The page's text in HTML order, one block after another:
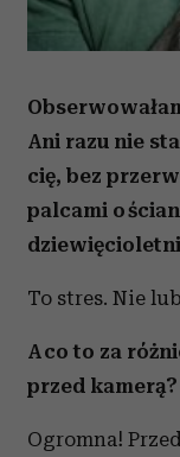
Ani razu nie
cię, bez
palcami o
To stres. Nie
A co to za
przed kamerą?
Ogromna!